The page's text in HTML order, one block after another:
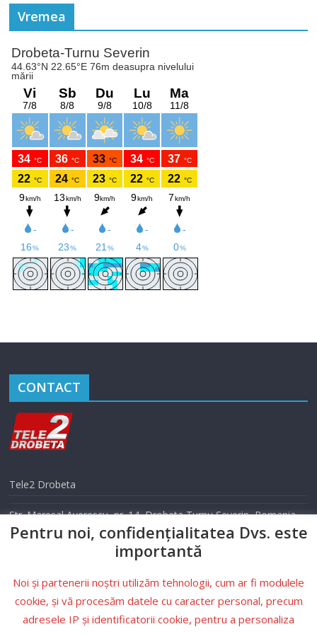
Vremea
CONTACT
Tele2 Drobeta
Str. Maresal Averescu, nr. 14, Drobeta Turnu Severin, Romania
Telefon: 0352 405 500
Email: info@tele2drobeta.ro
Website: tele2drobeta.ro
Pentru noi, confidențialitatea Dvs. este
importantă
Noi și partenerii noștri utilizăm tehnologii, cum ar fi modulele
cookie, și vă procesăm datele cu caracter personal, precum
adresele IP și identificatorii cookie, pentru a personaliza